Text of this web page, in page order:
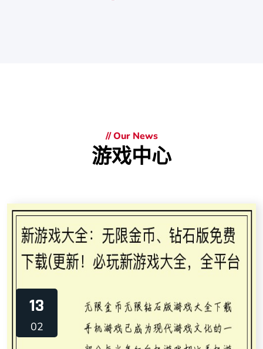
// Our News
游戏中心
13
02